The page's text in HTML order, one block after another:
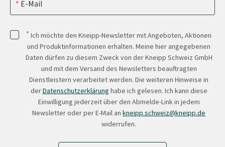
E-Mail
* Ich möchte den Kneipp-Newsletter mit Angeboten, Aktionen
und Produktinformationen erhalten. Meine hier angegebenen
Daten dürfen zu diesem Zweck von der Kneipp Schweiz GmbH
und mit dem Versand des Newsletters beauftragten
Dienstleistern verarbeitet werden. Die weiteren Hinweise in
derDatenschutzerklärung habe ich gelesen. Ich kann diese
Einwilligung jederzeit über den Abmelde-Link in jedem
Newsletter oder per E-Mail an kneipp.schweiz@kneipp.de
widerrufen.